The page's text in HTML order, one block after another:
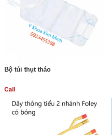
Bộ túi thụt tháo
Call